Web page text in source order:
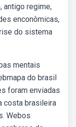
antigo regime,
enconômicas,
do sistema
mentais
do brasil
foram enviadas
costa brasileira
Webos